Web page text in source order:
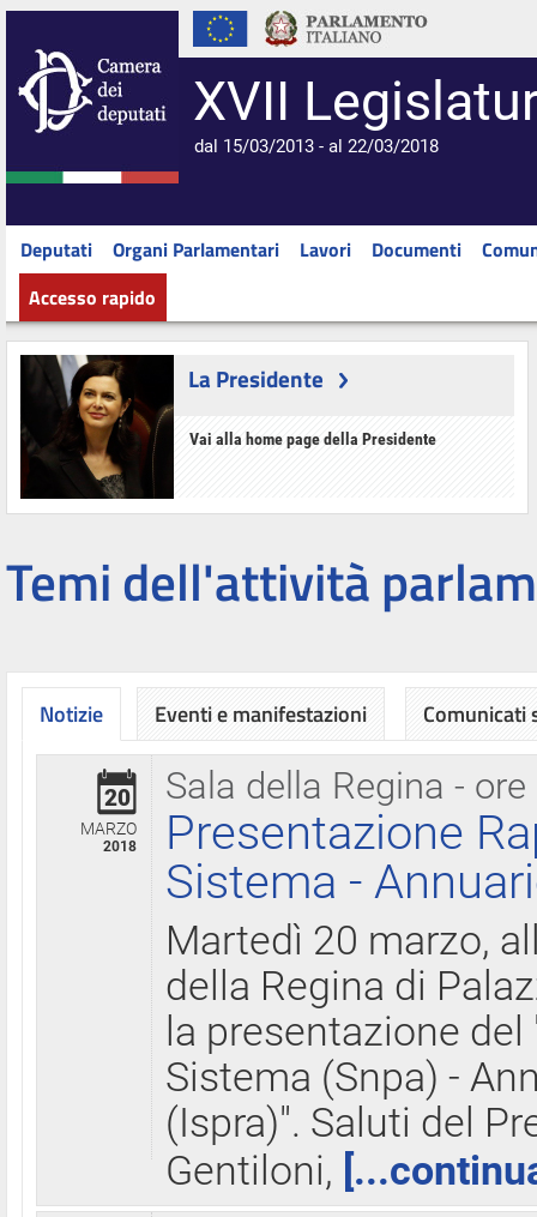
XVII
dal 15/03/2013 - al 22/03/2018
Deputati Organi Parlamentari Lavori Documenti
Accesso rapido
La Presidente
Vai alla home page della Presidente
Temi dell'attività
Notizie
Sala della Regina - ore
20
MARZO
2018
Presentazione
Sistema -
Martedì 20 marzo,
della Regina di
la presentazione
Sistema (Snpa) -
(Ispra)". Saluti del
Gentiloni,
Eventi e manifestazioni Comunicati